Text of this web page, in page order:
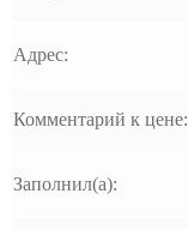
Адрес:
Комментарий к цене:
Заполнил(а):